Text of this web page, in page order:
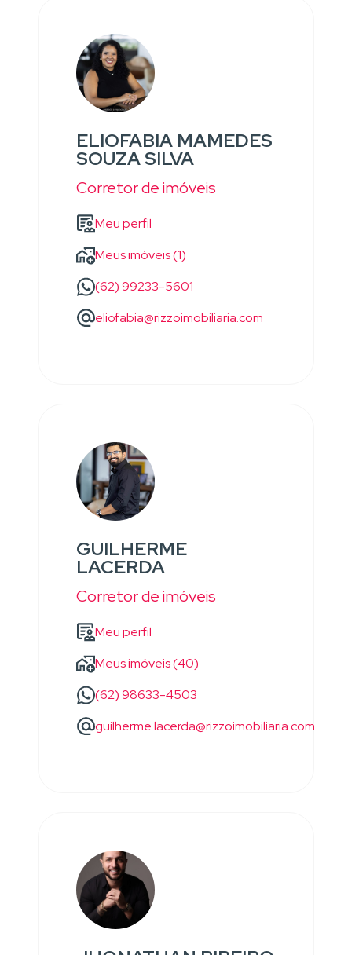
ELIOFABIA MAMEDES
SOUZA SILVA
Corretor de imóveis
Meu perfil
Meus imóveis (1)
(62) 99233-5601
eliofabia@rizzoimobiliaria.com
GUILHERME
LACERDA
Corretor de imóveis
Meu perfil
Meus imóveis (40)
(62) 98633-4503
guilherme.lacerda@rizzoimobiliaria.com